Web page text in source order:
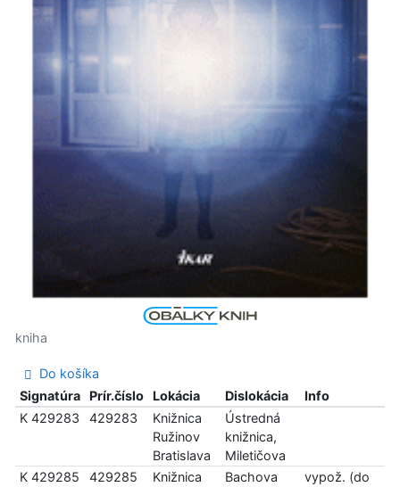
kniha
Do košíka
Signatúra
Prír.číslo Lokácia Dislokácia
Info
K 429283
429283
Knižnica
Ružinov
Bratislava
Ústredná
knižnica,
Miletičova
K 429285
429285
Knižnica
Bachova
vypož. (do